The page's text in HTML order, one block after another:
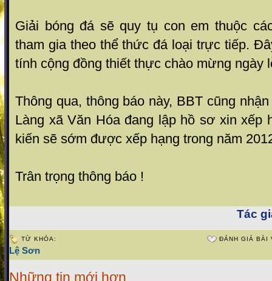
Giải bóng đá sẽ quy tụ con em thuộc
tham gia theo thể thức đá loại trực tiếp.
tính cộng đồng thiết thực chào mừng ngày
Thông qua, thông báo này, BBT cũng
Làng xã Văn Hóa đang lập hồ sơ xin xếp
kiến sẽ sớm được xếp hạng trong năm
Trân trọng thông báo !
Tác
TỪ KHÓA:
Lệ Sơn
ĐÁNH GIÁ BÀI
Những tin mới hơn